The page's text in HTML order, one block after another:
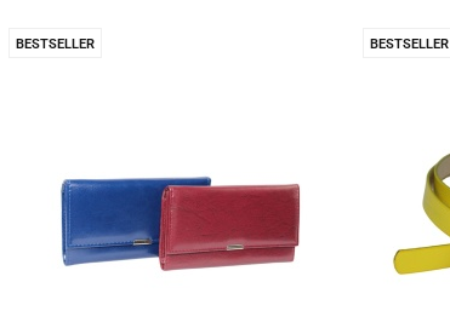
BESTSELLER BESTSELLER